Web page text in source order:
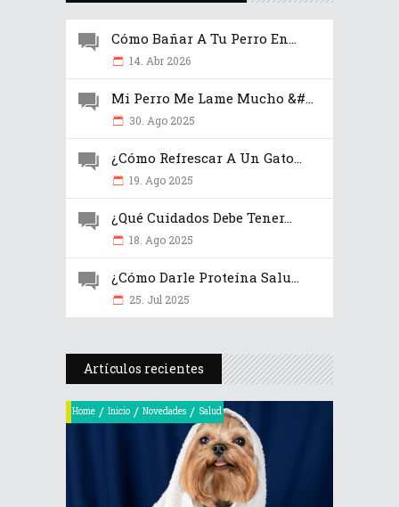
Cómo Bañar A Tu Perro En...
14. Abr 2026
Mi Perro Me Lame Mucho &#...
30. Ago 2025
¿Cómo Refrescar A Un Gato...
19. Ago 2025
¿Qué Cuidados Debe Tener...
18. Ago 2025
¿Cómo Darle Proteína Salu...
25. Jul 2025
Artículos recientes
Home / Inicio / Novedades / Salud